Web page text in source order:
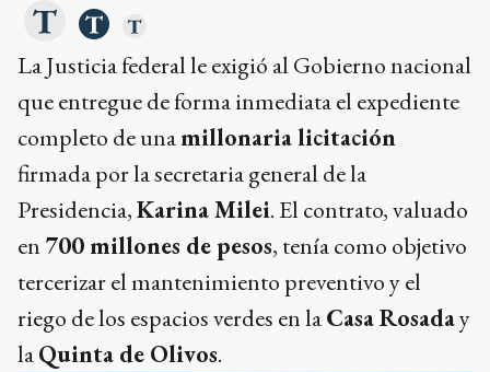
La Justicia federal le exigió al Gobierno nacional
que entregue de forma inmediata el expediente
completo de unamillonaria licitación
firmada por la secretaria general de la
Presidencia,Karina Milei. El contrato, valuado
en 700 millones de pesos, tenía como objetivo
tercerizar el mantenimiento preventivo y el
riego de los espacios verdes en laCasa Rosaday
laQuinta de Olivos.